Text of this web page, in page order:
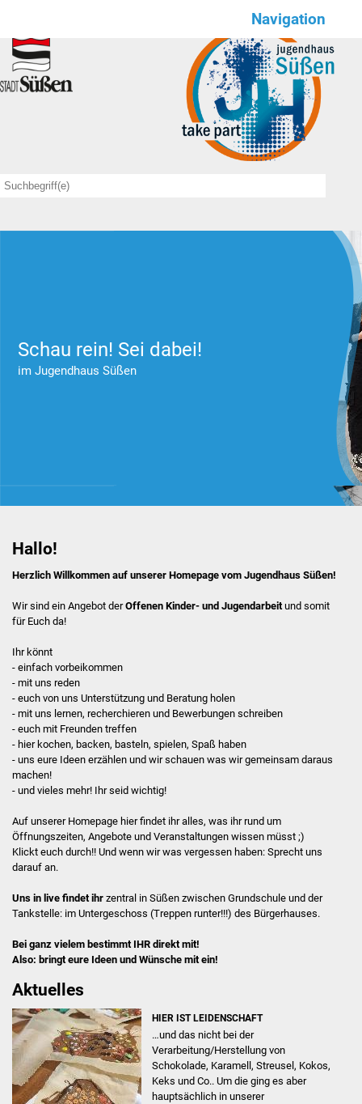
Navigation
Wir für euch
NEWS
Save the date
Offener Treff
PC-Ecke
Billard & Spiele
Team
Kemi Johnson
Jana Matha
FSJ - Wir suchen DICH!
Fotobox
Offener Treff
Schau rein! Sei dabei!
im Jugendhaus Süßen
Schau rein! Hier sind wir!
Hallo!
Herzlich Willkommen auf unserer Homepage vom Jugendhaus Süßen!
Wir sind ein Angebot derOffenen Kinder- und Jugendarbeitund somit
für Euch da!
Ihr könnt
- einfach vorbeikommen
- mit uns reden
- euch von uns Unterstützung und Beratung holen
- mit uns lernen, recherchieren und Bewerbungen schreiben
- euch mit Freunden treffen
- hier kochen, backen, basteln, spielen, Spaß haben
- uns eure Ideen erzählen und wir schauen was wir gemeinsam daraus
machen!
- und vieles mehr! Ihr seid wichtig!
Auf unserer Homepage hier findet ihr alles, was ihr rund um
Öffnungszeiten, Angebote und Veranstaltungen wissen müsst ;)
Klickt euch durch!! Und wenn wir was vergessen haben: Sprecht uns
darauf an.
Uns in live findet ihrzentral in Süßen zwischen Grundschule und der
Tankstelle: im Untergeschoss (Treppen runter!!!) des Bürgerhauses.
Bei ganz vielem bestimmt IHR direkt mit!
Also: bringt eure Ideen und Wünsche mit ein!
Aktuelles
HIER IST LEIDENSCHAFT
…und das nicht bei der
Verarbeitung/Herstellung von
Schokolade, Karamell, Streusel, Kokos,
Keks und Co.. Um die ging es aber
hauptsächlich in unserer